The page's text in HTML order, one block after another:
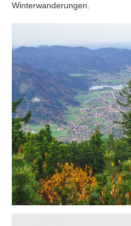
Winterwanderungen.